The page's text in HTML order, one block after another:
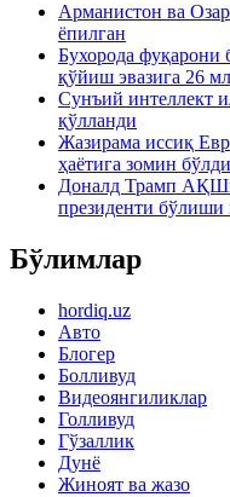
Арманистон ва
ёпилган
Бухорода фуқарони
қўйиш эвазига 26
Сунъий интеллект
қўлланди
Жазирама иссиқ
ҳаётига зомин бўлди
Доналд Трамп
президенти
Бўлимлар
hordiq.uz
Авто
Блогер
Болливуд
Видеоянгиликлар
Голливуд
Гўзаллик
Дунё
Жиноят ва жазо